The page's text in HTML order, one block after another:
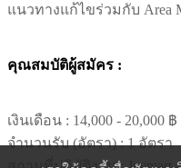
แนวทางแก้ไขร่วมกับ Area
คุณสมบัติผู้สมัคร :
เงินเดือน : 14,000 - 20,000 ฿
จำนวนรับ (อัตรา) : 1 อัตรา